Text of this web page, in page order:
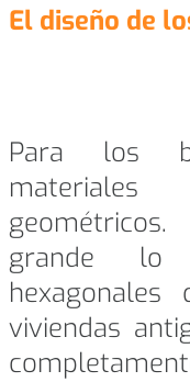
El diseño de
Para los
grande lo
viviendas